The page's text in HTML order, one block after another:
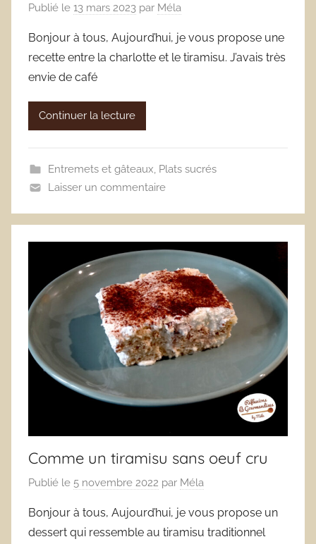
Publié le 13 mars 2023 par Méla
Bonjour à tous, Aujourd’hui, je vous propose une
recette entre la charlotte et le tiramisu. J’avais très
envie de café
Continuer la lecture
Entremets et gâteaux Plats sucrés
Laisser un commentaire
Comme un tiramisu sans oeuf cru
Publié le 5 novembre 2022 par Méla
Bonjour à tous, Aujourd’hui, je vous propose un
dessert qui ressemble au tiramisu traditionnel